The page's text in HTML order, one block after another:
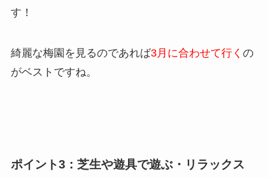
す！
綺麗な梅園を見るのであれば3月に合わせて行く の
がベストですね。
ポイント3：芝生や遊具で遊ぶ・リラックス